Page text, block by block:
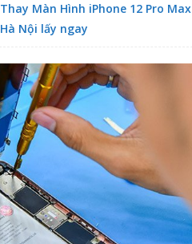
Thay Màn Hình iPhone 12 Pro Max
Hà Nội lấy ngay